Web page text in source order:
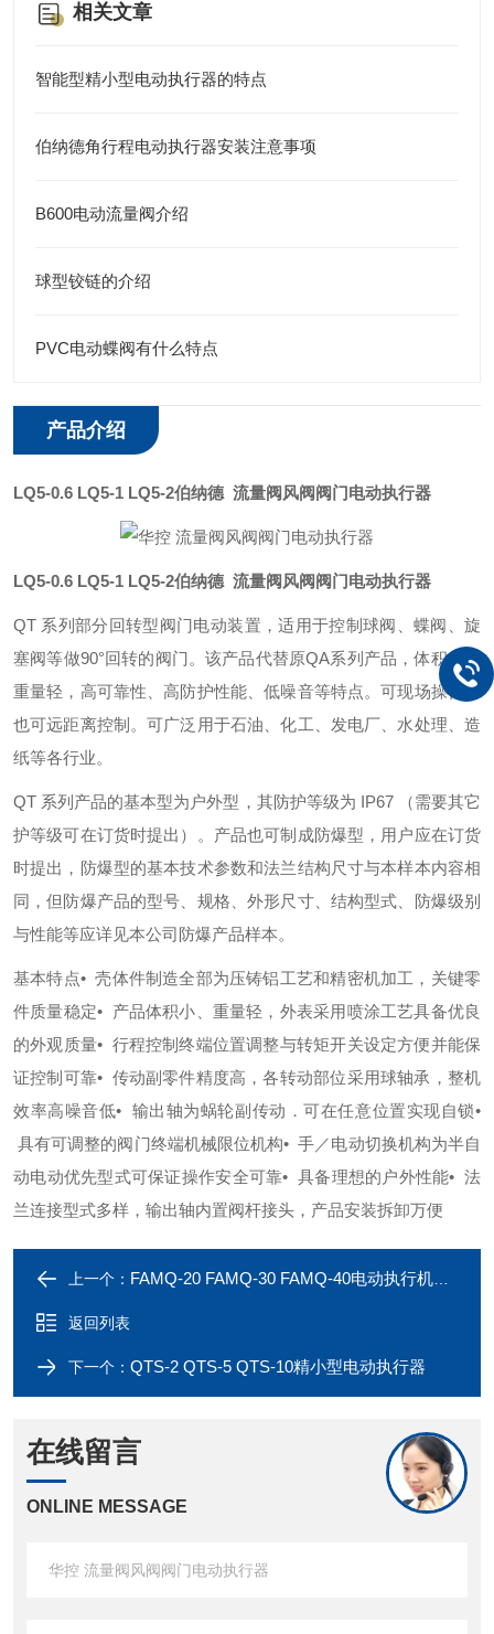
相关文章
智能型精小型电动执行器的特点
伯纳德角行程电动执行器安装注意事项
B600电动流量阀介绍
球型铰链的介绍
PVC电动蝶阀有什么特点
产品介绍
LQ5-0.6 LQ5-1 LQ5-2伯纳德 流量阀风阀阀门电动执行器
LQ5-0.6 LQ5-1 LQ5-2伯纳德 流量阀风阀阀门电动执行器
QT 系列部分回转型阀门电动装置，适用于控制球阀、蝶阀、旋
塞阀等做90°回转的阀门。该产品代替原QA系列产品，体积小、
重量轻，高可靠性、高防护性能、低噪音等特点。可现场操作，
也可远距离控制。可广泛用于石油、化工、发电厂、水处理、造
纸等各行业。
QT 系列产品的基本型为户外型，其防护等级为 IP67 （需要其它
护等级可在订货时提出）。产品也可制成防爆型，用户应在订货
时提出，防爆型的基本技术参数和法兰结构尺寸与本样本内容相
同，但防爆产品的型号、规格、外形尺寸、结构型式、防爆级别
与性能等应详见本公司防爆产品样本。
基本特点• 壳体件制造全部为压铸铝工艺和精密机加工，关键零
件质量稳定• 产品体积小、重量轻，外表采用喷涂工艺具备优良
的外观质量• 行程控制终端位置调整与转矩开关设定方便并能保
证控制可靠• 传动副零件精度高，各转动部位采用球轴承，整机
效率高噪音低• 输出轴为蜗轮副传动．可在任意位置实现自锁•
具有可调整的阀门终端机械限位机构• 手／电动切换机构为半自
动电动优先型式可保证操作安全可靠• 具备理想的户外性能• 法
兰连接型式多样，输出轴内置阀杆接头，产品安装拆卸万便
上一个： FAMQ-20 FAMQ-30 FAMQ-40电动执行机构供应 规格齐全
返回列表
下一个： QTS-2 QTS-5 QTS-10精小型电动执行器
在线留言
ONLINE MESSAGE